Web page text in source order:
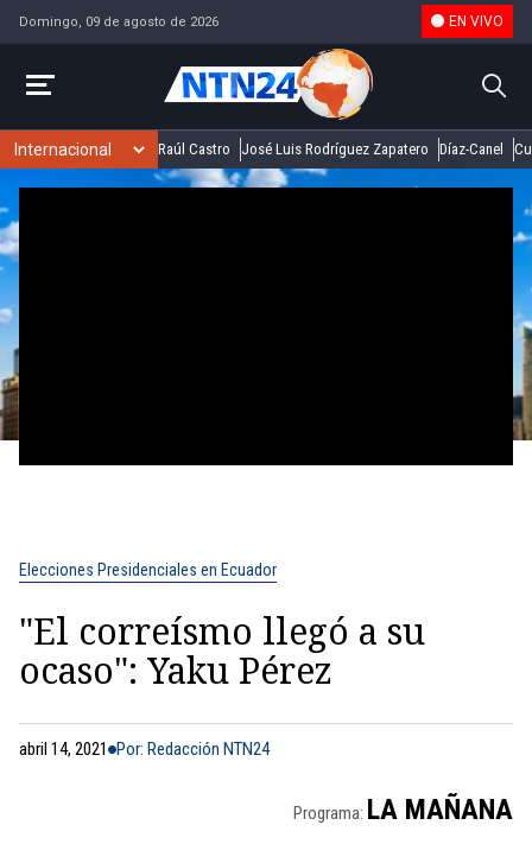
Domingo, 09 de agosto de 2026 EN VIVO
Raúl Castro José Luis Rodríguez Zapatero Díaz-Canel
Elecciones Presidenciales en Ecuador
"El correísmo llegó a su
ocaso": Yaku Pérez
abril 14, 2021 Por: Redacción NTN24
Programa: LA MAÑANA